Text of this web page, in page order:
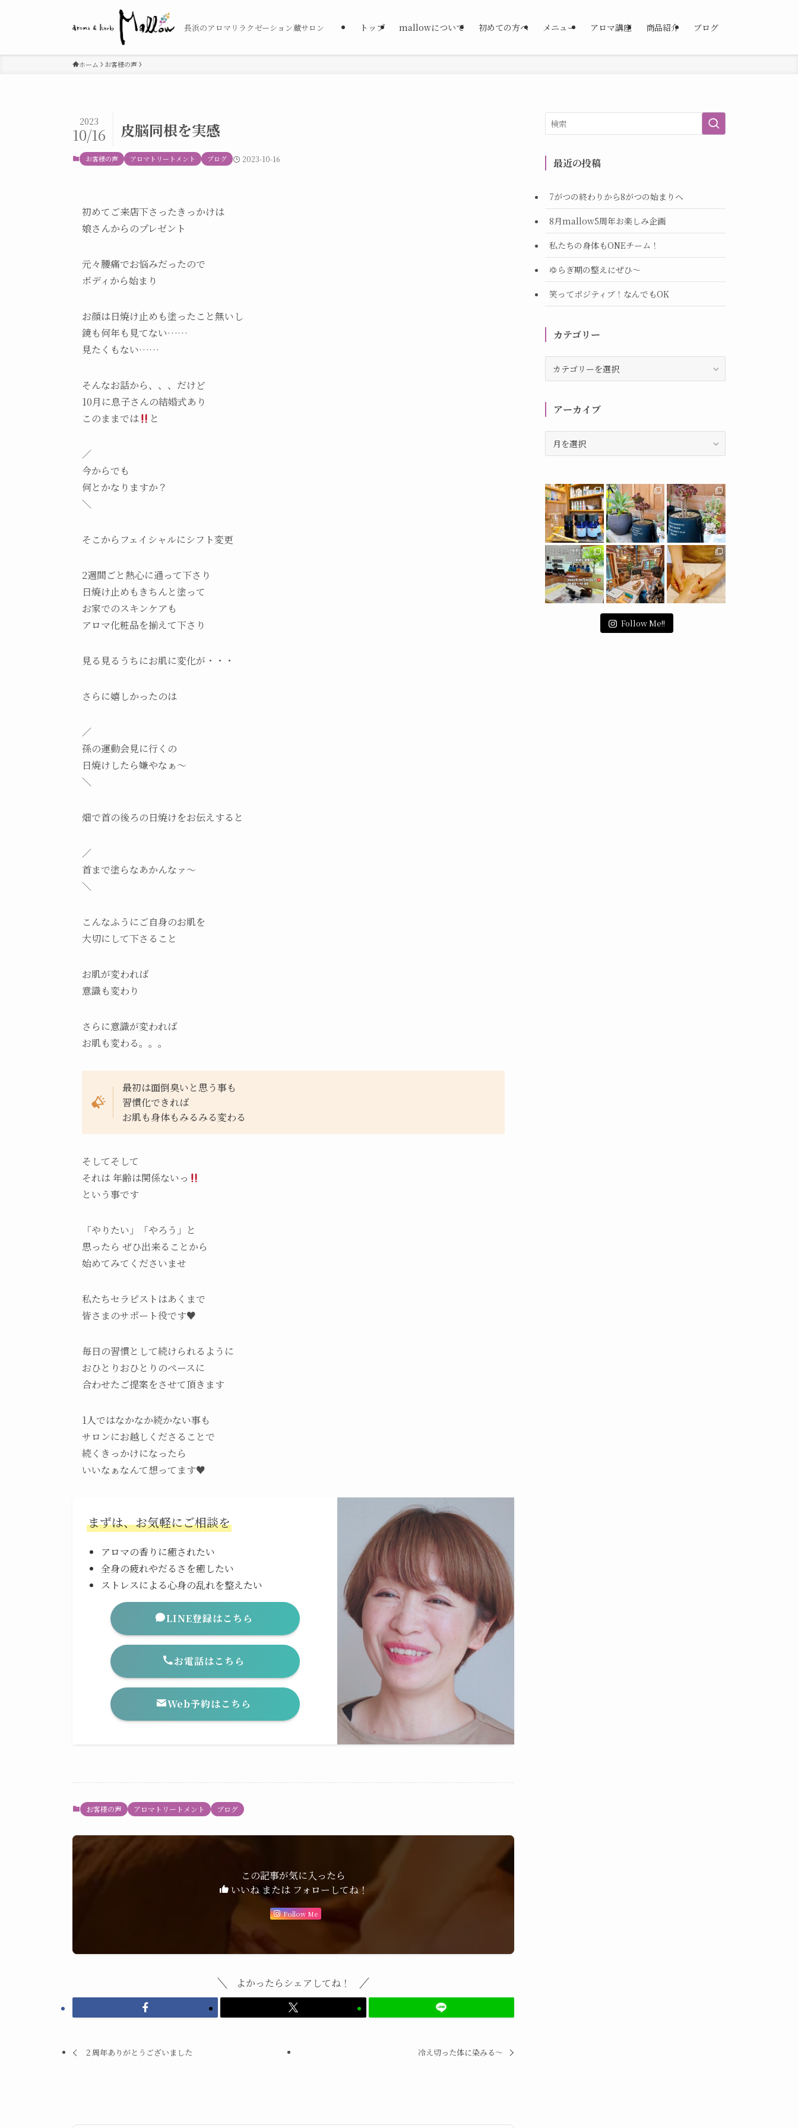
長浜のアロマリラクゼーション蔵サロン トップ mallowについて 初めての方へ メニュー アロマ講座 商品紹介 ブログ
ホーム お客様の声
皮脳同根を実感
2023
10/16
お客様の声 アロマトリートメント ブログ 2023-10-16
初めてご来店下さったきっかけは
娘さんからのプレゼント
元々腰痛でお悩みだったので
ボディから始まり
お顔は日焼け止めも塗ったこと無いし
鏡も何年も見てない……
見たくもない……
そんなお話から、、、だけど
10月に息子さんの結婚式あり
このままでは
と
／
今からでも
何とかなりますか？
＼
そこからフェイシャルにシフト変更
2週間ごと熱心に通って下さり
日焼け止めもきちんと塗って
お家でのスキンケアも
アロマ化粧品を揃えて下さり
見る見るうちにお肌に変化が・・・
さらに嬉しかったのは
／
孫の運動会見に行くの
日焼けしたら嫌やなぁ～
＼
畑で首の後ろの日焼けをお伝えすると
／
首まで塗らなあかんなァ～
＼
こんなふうにご自身のお肌を
大切にして下さること
お肌が変われば
意識も変わり
さらに意識が変われば
お肌も変わる。。。
最初は面倒臭いと思う事も
習慣化できれば
お肌も身体もみるみる変わる
そしてそして
それは 年齢は関係ないっ
という事です
「やりたい」「やろう」と
思ったら ぜひ出来ることから
始めてみてくださいませ
私たちセラピストはあくまで
皆さまのサポート役です♥
毎日の習慣として続けられるように
おひとりおひとりのペースに
合わせたご提案をさせて頂きます
1人ではなかなか続かない事も
サロンにお越しくださることで
続くきっかけになったら
いいなぁなんて想ってます♥
まずは、お気軽にご相談を
アロマの香りに癒されたい
全身の疲れやだるさを癒したい
ストレスによる心身の乱れを整えたい
LINE登録はこちら
お電話はこちら
Web予約はこちら
お客様の声 アロマトリートメント ブログ
この記事が気に入ったら
いいね または フォローしてね！
Follow Me
よかったらシェアしてね！
２周年ありがとうございました 冷え切った体に染みる〜
最近の投稿
7がつの終わりから8がつの始まりへ
8月mallow5周年お楽しみ企画
私たちの身体もONEチーム！
ゆらぎ期の整えにぜひ～
笑ってポジティブ！なんでもOK
カテゴリー
リ
ー
アーカイブ
ブ
Follow Me!!